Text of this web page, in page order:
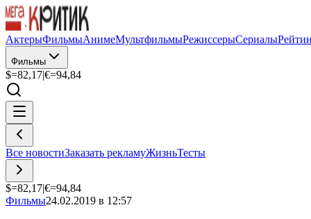
АктерыФильмыАнимеМультфильмыРежиссерыСериалы
Фильмы
$=82,17|€=94,84
Все новостиЗаказать рекламуЖизньТесты
$=82,17|€=94,84
Фильмы24.02.2019 в 12:57